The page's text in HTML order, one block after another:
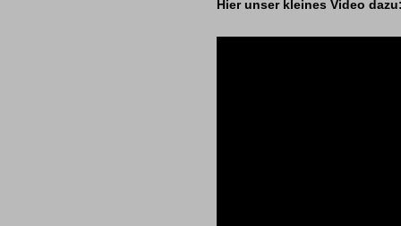
Hier unser kleines Video